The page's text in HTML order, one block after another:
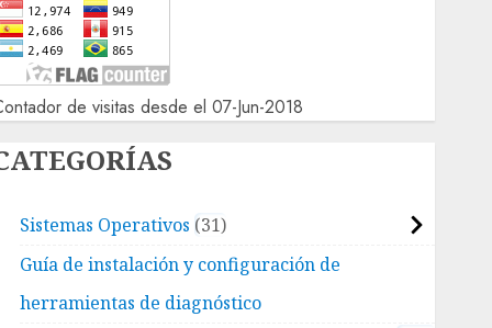
de visitas desde el 07-Jun-2018
Sistemas Operativos 31
Guía de instalación y configuración de
herramientas de diagnóstico